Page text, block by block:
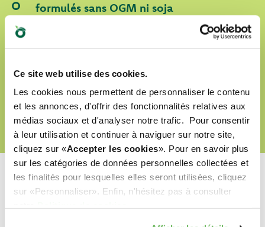
Ce site web utilise des cookies.
Les cookies nous permettent de personnaliser le contenu
et les annonces, d'offrir des fonctionnalités relatives aux
médias sociaux et d'analyser notre trafic. Pour consentir
à leur utilisation et continuer à naviguer sur notre site,
cliquez sur «Accepter les cookies». Pour en savoir plus
sur les catégories de données personnelles collectées et
les finalités pour lesquelles elles seront utilisées, cliquez
sur «Personnaliser». Enfin, n'hésitez pas à consulter
formulés sans OGM ni soja
DÉCOUVRIR NOTRE MONDE D’AMOUR